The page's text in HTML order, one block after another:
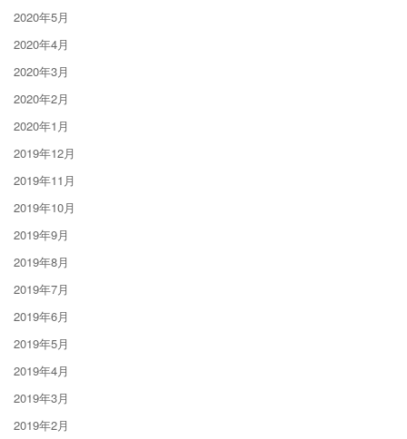
2020年5月
2020年4月
2020年3月
2020年2月
2020年1月
2019年12月
2019年11月
2019年10月
2019年9月
2019年8月
2019年7月
2019年6月
2019年5月
2019年4月
2019年3月
2019年2月